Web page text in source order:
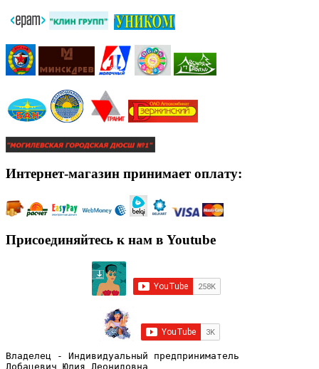
Интернет-магазин принимает оплату:
Присоединяйтесь к нам в Youtube
Владелец - Индивидуальный предприниматель
Лобацевич Юлия Леонидовна